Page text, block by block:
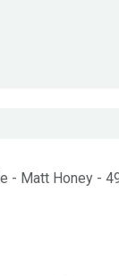
- Matt Honey -